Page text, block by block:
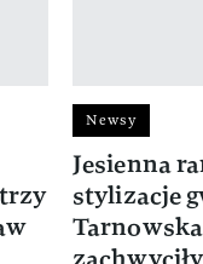
Newsy
Jesienna
stylizacje